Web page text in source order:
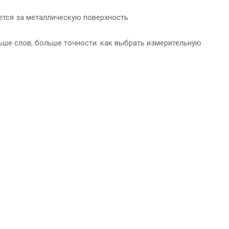
за металлическую поверхность
слов, больше точности: как выбрать измерительную